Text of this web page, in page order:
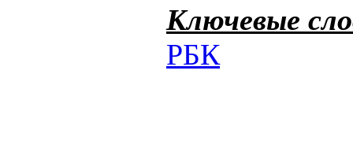
Ключевые
РБК